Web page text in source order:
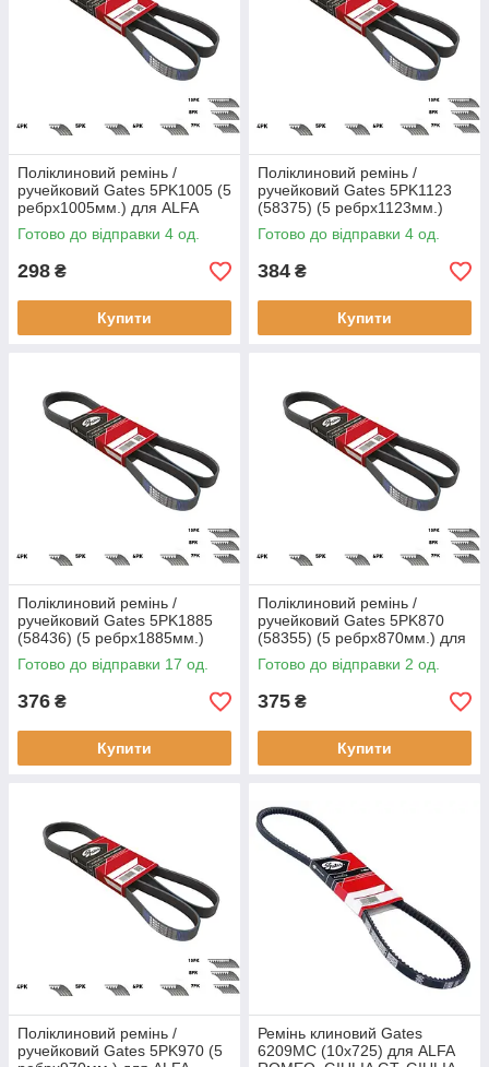
• Дуже міцний еластичний корд, еластично зв'язаний з
навколишньою його гумою, забезпечує чудову стабільність
довжини ременя;
• Особлива гумова суміш для забезпечення стійкості бічна
• Стійкість до впливу олії, зносу та тепла;
Поліклиновий ремінь /
ручейковий Gates 5PK1005 (5
ребрх1005мм.) для ALFA
ROMEO, 155, GTV, Spider,
BMW 5 Series 7 Series, 8
Готово до відправки 4 од.
298 ₴
Купити
Поліклиновий ремінь /
ручейковий Gates 5PK1123
(58375) (5 ребрх1123мм.)
для AUDI A5, BMW 3 Series 7
Series, Z Series, CITROEN
Готово до відправки 4 од.
384 ₴
Купити
Поліклиновий ремінь /
ручейковий Gates 5PK1885
(58436) (5 ребрх1885мм.)
для BMW 3 Series, LADA,
CHEVROLET, Niva,
Готово до відправки 17 од.
376 ₴
Купити
Поліклиновий ремінь /
ручейковий Gates 5PK870
(58355) (5 ребрх870мм.) для
CHEVROLET, FSO, DAEWOO,
Cielo, Espero, Lanos, 1,5, 1,6
Готово до відправки 2 од.
375 ₴
Купити
Поліклиновий ремінь /
ручейковий Gates 5PK970 (5
Ремінь клиновий Gates
6209MC (10х725) для ALFA